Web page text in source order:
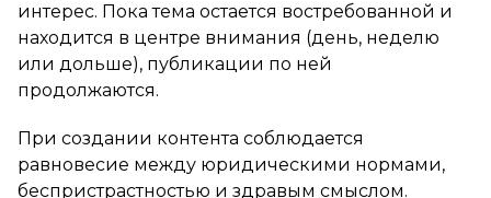
интерес. Пока тема остается востребованной и
находится в центре внимания (день, неделю
или дольше), публикации по ней
продолжаются.
При создании контента соблюдается
равновесие между юридическими нормами,
беспристрастностью и здравым смыслом.